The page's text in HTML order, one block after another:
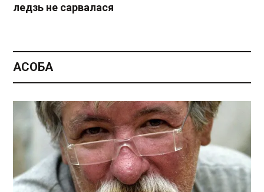
ледзь не сарвалася
АСОБА